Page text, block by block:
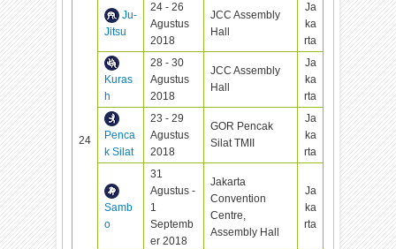
24
Ju-
Jitsu
24 - 26
Agustus
2018
JCC Assembly
Hall
Ja
ka
rta
Kuras
h
28 - 30
Agustus
2018
JCC Assembly
Hall
Ja
ka
rta
Penca
k Silat
23 - 29
Agustus
2018
GOR Pencak
Silat TMII
Ja
ka
rta
Samb
o
31
Agustus -
1
Septemb
er 2018
Jakarta
Convention
Centre,
Assembly Hall
Ja
ka
rta